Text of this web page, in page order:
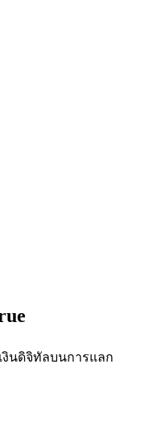
มถึงข้อมูลการค้า ฯลฯ
งินดิจิทัลบนการแลก